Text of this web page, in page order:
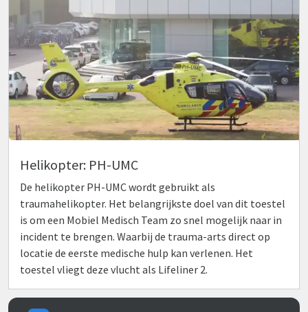
Helikopter: PH-UMC
De helikopter PH-UMC wordt gebruikt als
traumahelikopter. Het belangrijkste doel van dit toestel
is om een Mobiel Medisch Team zo snel mogelijk naar in
incident te brengen. Waarbij de trauma-arts direct op
locatie de eerste medische hulp kan verlenen. Het
toestel vliegt deze vlucht als Lifeliner 2.